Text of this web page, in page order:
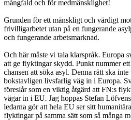
mångfald och för medmänsklighet!
Grunden för ett mänskligt och värdigt
frivilligarbetet utan på en fungerande
och fungerande arbetsmarknad.
Och här måste vi tala klarspråk. Europa
att ge flyktingar skydd. Punkt nummer
chansen att söka asyl. Denna rätt ska
bokstavligen livsfarlig väg in i Europa.
föreslår som en viktig åtgärd att FN:s
vägar in i EU. Jag hoppas Stefan
ledarna gör att hela EU ser sitt
flyktingar på samma sätt som så många